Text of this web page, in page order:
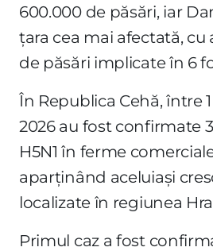
600.000 de păsări, iar
țara cea mai afectată, cu
de păsări implicate în 6
În Republica Cehă, între
2026 au fost confirmate
H5N1 în ferme
aparținând aceluiași
localizate în regiunea
Primul caz a fost